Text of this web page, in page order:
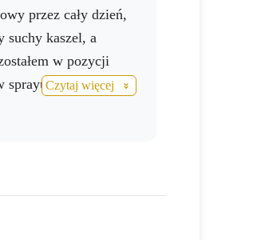
przez cały dzień,
suchy kaszel, a
w pozycji
sprayu":
Tusin, Activ 3 / co 2-
prawie sprawny
Czytaj więcej